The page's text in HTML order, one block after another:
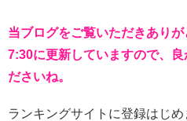
当ブログをご覧いただきあり
7:30に更新していますので、
ださいね。
ランキングサイトに登録はじ